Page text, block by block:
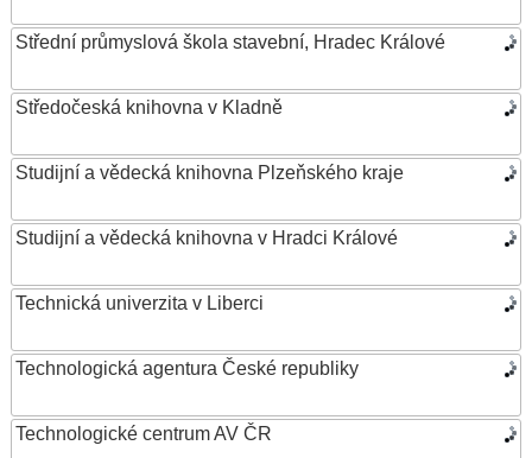
Střední průmyslová škola stavební, Hradec Králové
Středočeská knihovna v Kladně
Studijní a vědecká knihovna Plzeňského kraje
Studijní a vědecká knihovna v Hradci Králové
Technická univerzita v Liberci
Technologická agentura České republiky
Technologické centrum AV ČR